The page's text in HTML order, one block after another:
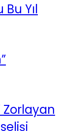
Yıl
Zorlayan